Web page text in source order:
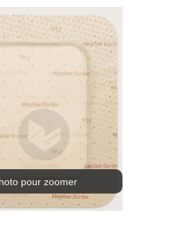
pour zoomer